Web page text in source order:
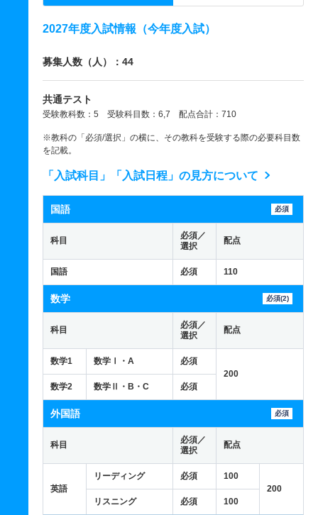
2027年度入試情報（今年度入試）
募集人数（人）：44
共通テスト
受験教科数：5 受験科目数：6,7 配点合計：710
※教科の「必須/選択」の横に、その教科を受験する際の必要科目数
を記載。
「入試科目」「入試日程」の見方について
国語 必須
科目
必須／
選択
配点
国語 必須 110
数学 必須(2)
科目
必須／
選択
配点
数学1 数学Ⅰ・A
必須
200
数学2
数学Ⅱ・B・C 必須
外国語 必須
科目
必須／
選択
配点
英語
リーディング 必須
100
200
リスニング
必須 100